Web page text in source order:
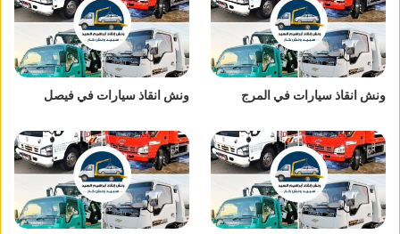
ونش انقاذ سيارات في المرج ونش انقاذ سيارات في فيصل